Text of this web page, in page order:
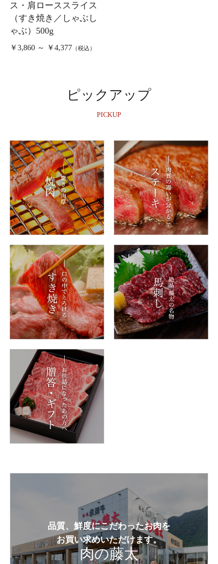
ス・肩ローススライス
（すき焼き／しゃぶし
ゃぶ）500g
￥3,860 ～ ￥4,377 （税込）
ピックアップ
PICKUP
肉の藤太
品質、鮮度にこだわったお肉を
お買い求めいただけます。